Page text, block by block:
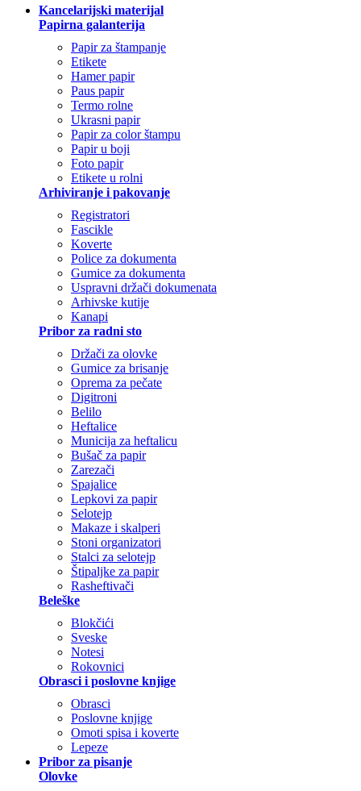
Kancelarijski materijal
Papirna galanterija
Papir za štampanje
Etikete
Hamer papir
Paus papir
Termo rolne
Ukrasni papir
Papir za color štampu
Papir u boji
Foto papir
Etikete u rolni
Arhiviranje i pakovanje
Registratori
Fascikle
Koverte
Police za dokumenta
Gumice za dokumenta
Uspravni držači dokumenata
Arhivske kutije
Kanapi
Pribor za radni sto
Držači za olovke
Gumice za brisanje
Oprema za pečate
Digitroni
Belilo
Heftalice
Municija za heftalicu
Bušač za papir
Zarezači
Spajalice
Lepkovi za papir
Selotejp
Makaze i skalperi
Stoni organizatori
Stalci za selotejp
Štipaljke za papir
Rasheftivači
Beleške
Blokčići
Sveske
Notesi
Rokovnici
Obrasci i poslovne knjige
Obrasci
Poslovne knjige
Omoti spisa i koverte
Lepeze
Pribor za pisanje
Olovke